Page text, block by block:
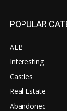
POPULAR
ALB
Interesting
Castles
Real Estate
Abandoned